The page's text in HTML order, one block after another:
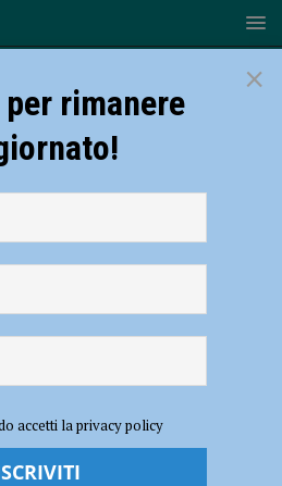
Festival, serie di appuntamenti fino al
×
rimanere
accetti la privacy policy